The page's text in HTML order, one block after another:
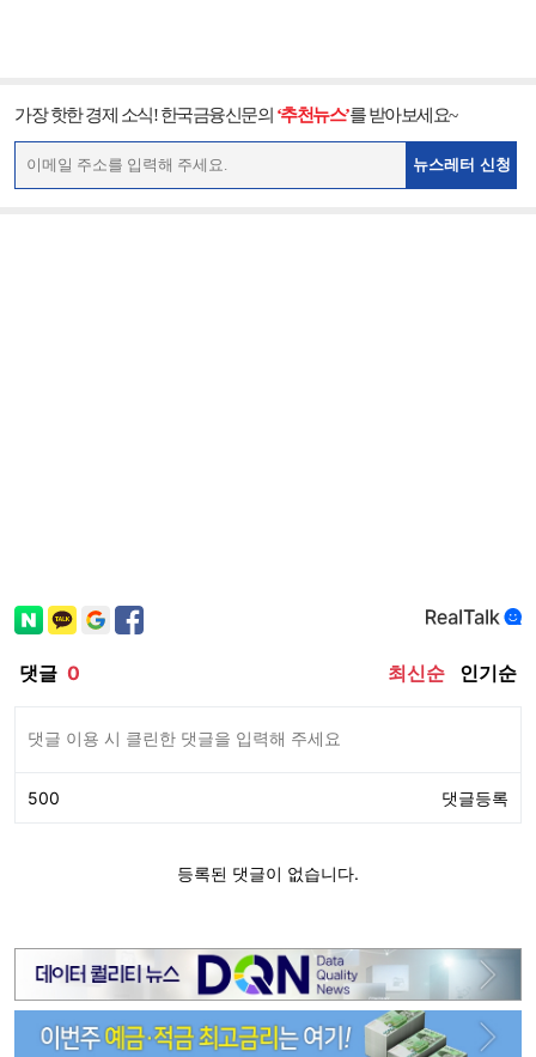
가장 핫한 경제 소식! 한국금융신문의 ‘추천뉴스’를 받아보세요~
뉴스레터 신청